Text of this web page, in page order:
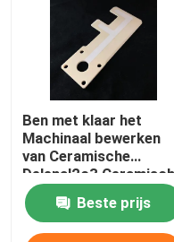
Alumina ceramische
Alumina ceramische
Vuurvaste Keramiek
Alumina
Ben met klaar het
Machinaal bewerken
van Ceramische
Delenal2o3
Vacuümzuiging 99
Alumina Ceramische
Plaat
Beste prijs